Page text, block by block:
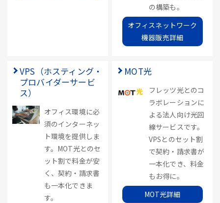
の構築も。
オフィスネットワーク
機器販売詳細
VPS（ホスティング・
プロバイダーサービ
ス）
オフィス環境に必
須のインターネッ
ト環境を提供しま
す。MOT光とのセ
ット割で料金が安
く、契約・請求書
も一本化できま
す。
MOT光
フレッツ光とのコ
ラボレーションに
よる法人向け光回
線サービスです。
VPSとのセット割
で契約・請求書が
一本化でき、料金
もお得に。
MOT光詳細